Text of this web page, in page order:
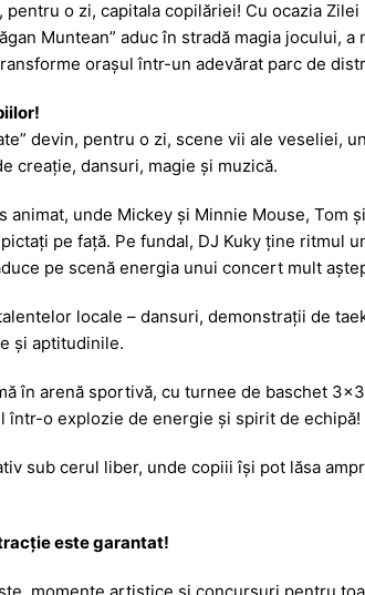
o zi, capitala copilăriei! Cu ocazia
Muntean” aduc în stradă magia jocului,
orașul într-un adevărat parc de
devin, pentru o zi, scene vii ale veseliei,
creație, dansuri, magie și muzică.
unde Mickey și Minnie Mouse, Tom
pe față. Pe fundal, DJ Kuky ține ritmul
pe scenă energia unui concert mult
locale – dansuri, demonstrații de
și aptitudinile.
în arenă sportivă, cu turnee de baschet
o explozie de energie și spirit de echipă!
sub cerul liber, unde copiii își pot lăsa
este garantat!